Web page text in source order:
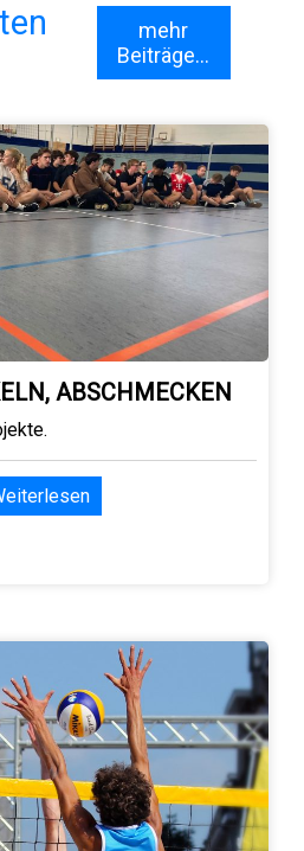
mehr
Beiträge...
ABSCHMECKEN